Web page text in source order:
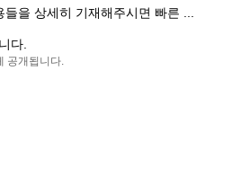
을 상세히 기재해주시면 빠른 ...
다.
공개됩니다.